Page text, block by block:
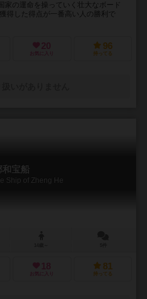
家の運命を操っていく壮大なボード
得した得点が一番高い人の勝利で
20
お気に入り
96
持ってる
和宝船
Ship of Zheng He
18
お気に入り
81
持ってる